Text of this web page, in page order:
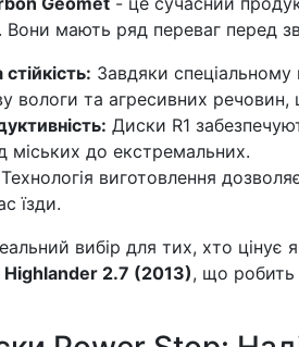
Вони мають ряд переваг перед
Завдяки
вологи та агресивних
Диски R1
міських до екстремальних.
Технологія виготовлення
їзди.
вибір для тих, хто цінує
Highlander 2.7 (2013), що робить